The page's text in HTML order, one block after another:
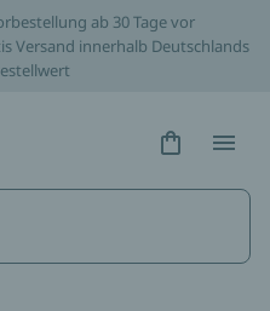
ab 30 Tage vor
Versand innerhalb Deutschlands
Hidden